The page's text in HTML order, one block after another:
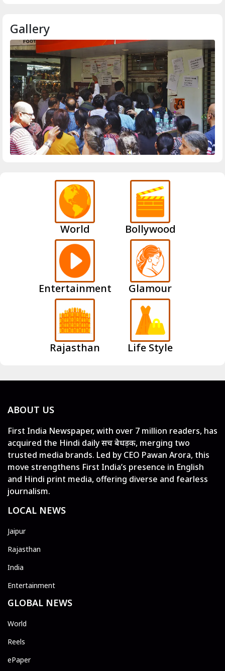
Gallery
World Bollywood
Entertainment Glamour
Rajasthan Life Style
ABOUT US
First India Newspaper, with over 7 million readers, has
acquired the Hindi daily सच बेधड़क, merging two
trusted media brands. Led by CEO Pawan Arora, this
move strengthens First India’s presence in English
and Hindi print media, offering diverse and fearless
journalism.
LOCAL NEWS
Jaipur
Rajasthan
India
Entertainment
GLOBAL NEWS
World
Reels
ePaper